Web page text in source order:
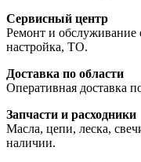
Сервисный центр
Ремонт и обслуживание
настройка, ТО.
Доставка по области
Оперативная доставка
Запчасти и расходники
Масла, цепи, леска,
наличии.